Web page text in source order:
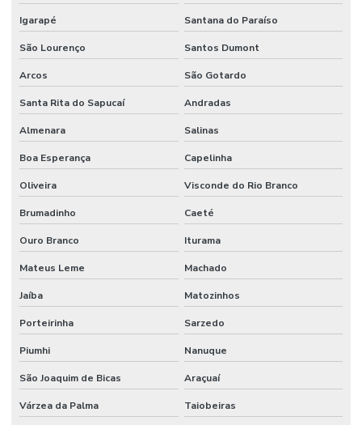
Igarapé Santana do Paraíso
São Lourenço Santos Dumont
Arcos São Gotardo
Santa Rita do Sapucaí Andradas
Almenara Salinas
Boa Esperança Capelinha
Oliveira Visconde do Rio Branco
Brumadinho Caeté
Ouro Branco Iturama
Mateus Leme Machado
Jaíba Matozinhos
Porteirinha Sarzedo
Piumhi Nanuque
São Joaquim de Bicas Araçuaí
Várzea da Palma Taiobeiras